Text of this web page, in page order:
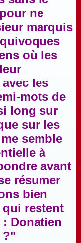
ne
marquis
où les
les
mots de
long sur
sur les
semble
à
avant
résumer
bien
qui restent
Donatien
?"